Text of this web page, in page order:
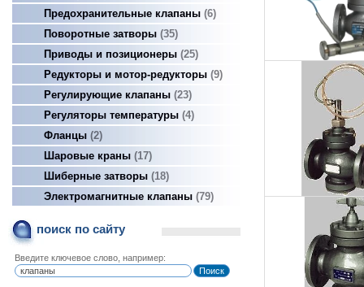
Предохранительные клапаны 6
Поворотные затворы 35
Приводы и позиционеры 25
Редукторы и мотор-редукторы 9
Регулирующие клапаны 23
Регуляторы температуры 4
Фланцы 2
Шаровые краны 17
Шиберные затворы 18
Электромагнитные клапаны 79
поиск по сайту
Введите ключевое слово, например: